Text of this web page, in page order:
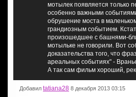
мотылек появляется только
особенно важными
обрушение моста в
грандиозным событием.
произошедшее с башнями-
мотыльке не говорили. Вот
доказательства того, что
ареальных событиях" -
А так сам фильм хороший,
Добавил tatiana28 8 декабря 2013 03:15